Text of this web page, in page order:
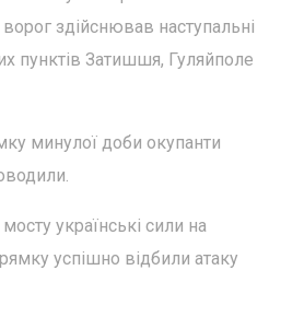
здійснював наступальні
пунктів Затишшя, Гуляйполе
минулої доби окупанти
українські сили на
успішно відбили атаку